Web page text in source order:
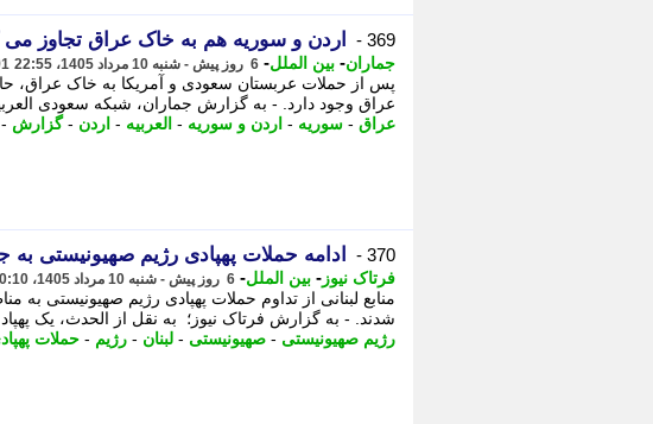
369 - اردن و سوریه هم به خاک عراق تجاوز می
جماران- بین الملل- 6 روز پیش - شنبه 10 مرداد 1405، 22:55
پس از حملات عربستان سعودی و آمریکا به خاک عراق،
عراق وجود دارد. - به گزارش جماران، شبکه سعودی
عراق - سوریه - اردن و سوریه - العربیه - اردن -گزارش -
370 - ادامه حملات پهپادی رژیم صهیونیستی به
فرتاک نیوز - بین الملل- 6 روز پیش - شنبه 10 مرداد 1405، 20:10
منابع لبنانی از تداوم حملات پهپادی رژیم صهیونیستی
شدند. - به گزارش فرتاک نیوز؛ به نقل از الحدث، یک
رژیم صهیونیستی - صهیونیستی - لبنان - رژیم - حملات